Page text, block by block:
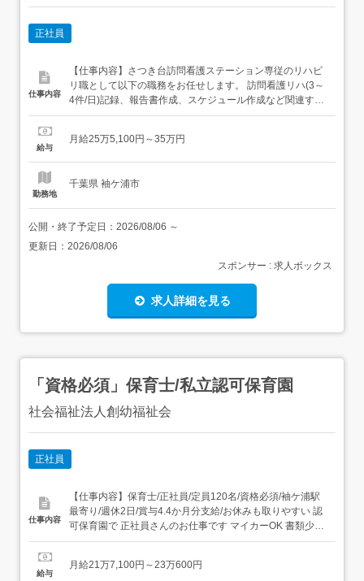
正社員
仕事内容
【仕事内容】さつき台訪問看護ステーション専従のリハビ
リ職として以下の職務をお任せします。 訪問看護リハ(3～
4件/日)記録、報告書作成、スケジュール作成など関連する
事務作業、利用者連絡業務、カンファレンス 等最初は先輩
て段階的にお任せします。 リハビリ対象脳梗塞後遺症、フ
給与
月給25万5,100円～35万円
勤務地
千葉県 袖ケ浦市
公開・終了予定日： 2026/08/06 ～
更新日： 2026/08/06
スポンサー : 求人ボックス
求人詳細を見る
「資格必須」保育士/私立認可保育園
社会福祉法人創幼福祉会
正社員
仕事内容
【仕事内容】保育士/正社員/定員120名/資格必須/袖ケ浦駅
最寄り/週休2日/賞与4.4か月分支給/お休みも取りやすい 認
可保育園で 正社員さんのお仕事です マイカーOK 書類少な
め 広々とキレイで明るいこども園です!0～5歳児さん定員
のびと過ごすことができます 担当クラスは、経験とご希望
給与
月給21万7,100円～23万600円